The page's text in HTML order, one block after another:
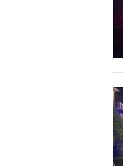
RISULTATI E CLASSIFICHE